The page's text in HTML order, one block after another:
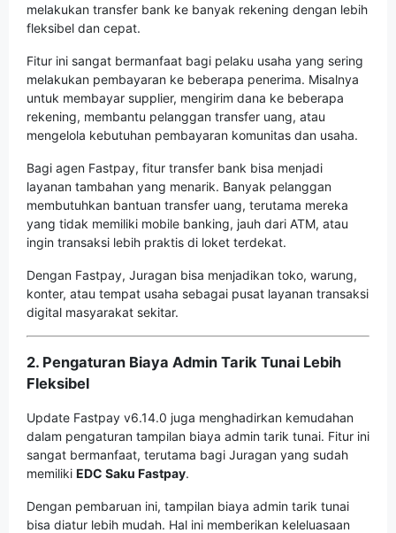
melakukan transfer bank ke banyak rekening dengan lebih
fleksibel dan cepat.
Fitur ini sangat bermanfaat bagi pelaku usaha yang sering
melakukan pembayaran ke beberapa penerima. Misalnya
untuk membayar supplier, mengirim dana ke beberapa
rekening, membantu pelanggan transfer uang, atau
mengelola kebutuhan pembayaran komunitas dan usaha.
Bagi agen Fastpay, fitur transfer bank bisa menjadi
layanan tambahan yang menarik. Banyak pelanggan
membutuhkan bantuan transfer uang, terutama mereka
yang tidak memiliki mobile banking, jauh dari ATM, atau
ingin transaksi lebih praktis di loket terdekat.
Dengan Fastpay, Juragan bisa menjadikan toko, warung,
konter, atau tempat usaha sebagai pusat layanan transaksi
digital masyarakat sekitar.
2. Pengaturan Biaya Admin Tarik Tunai Lebih
Fleksibel
Update Fastpay v6.14.0 juga menghadirkan kemudahan
dalam pengaturan tampilan biaya admin tarik tunai. Fitur ini
sangat bermanfaat, terutama bagi Juragan yang sudah
memiliki EDC Saku Fastpay.
Dengan pembaruan ini, tampilan biaya admin tarik tunai
bisa diatur lebih mudah. Hal ini memberikan keleluasaan